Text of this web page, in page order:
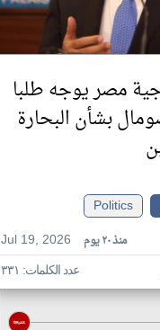
مصر يوجه طلبا
بشأن البحارة
Politics
Jul 19, 2026
منذ ٢٠ يوم
عدد الكلمات: ٣٣١